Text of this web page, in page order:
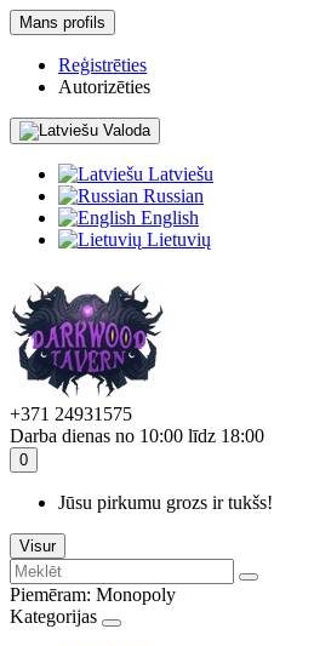
Mans profils
Reģistrēties
Autorizēties
Valoda
Latviešu
Russian
English
Lietuvių
+371 24931575
Darba dienas no 10:00 līdz 18:00
0
Jūsu pirkumu grozs ir tukšs!
Visur
Piemēram: Monopoly
Kategorijas